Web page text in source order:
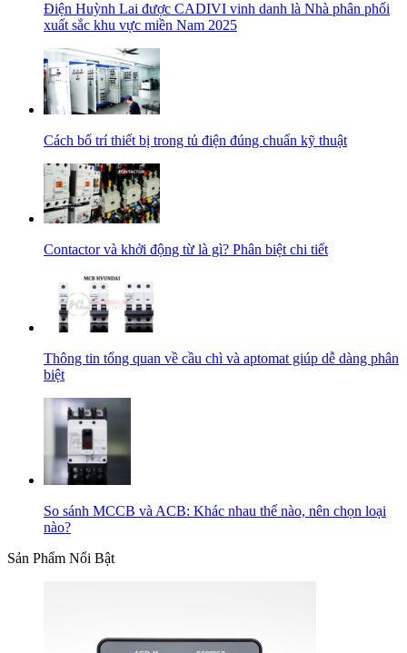
Điện Huỳnh Lai được CADIVI vinh danh là Nhà phân phối
xuất sắc khu vực miền Nam 2025
Cách bố trí thiết bị trong tủ điện đúng chuẩn kỹ thuật
Contactor và khởi động từ là gì? Phân biệt chi tiết
Thông tin tổng quan về cầu chì và aptomat giúp dễ dàng phân
biệt
So sánh MCCB và ACB: Khác nhau thế nào, nên chọn loại
nào?
Sản Phẩm Nổi Bật